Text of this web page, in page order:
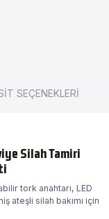
SEÇENEKLERİ
Silah Tamiri
tork anahtarı, LED
ateşli silah bakımı için